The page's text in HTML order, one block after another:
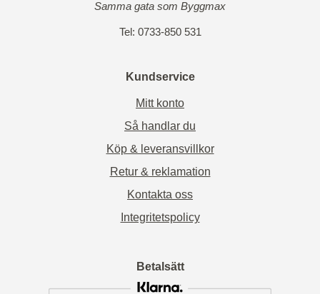
Samma gata som Byggmax
Tel: 0733-850 531
Kundservice
Mitt konto
Så handlar du
Köp & leveransvillkor
Retur & reklamation
Kontakta oss
Integritetspolicy
Betalsätt